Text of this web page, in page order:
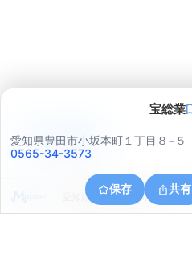
宝総業
愛知県豊田市小坂本町１丁目８−５
0565-34-3573
保存 共有
愛知県豊田市下林町３丁目
アプリで見る